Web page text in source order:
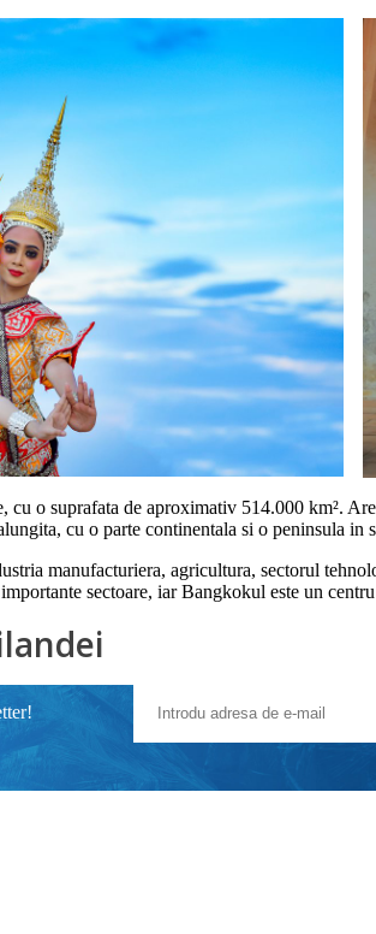
cu o suprafata de aproximativ 514.000 km².
cu o parte continentala si o peninsula in
manufacturiera, agricultura, sectorul
sectoare, iar Bangkokul este un